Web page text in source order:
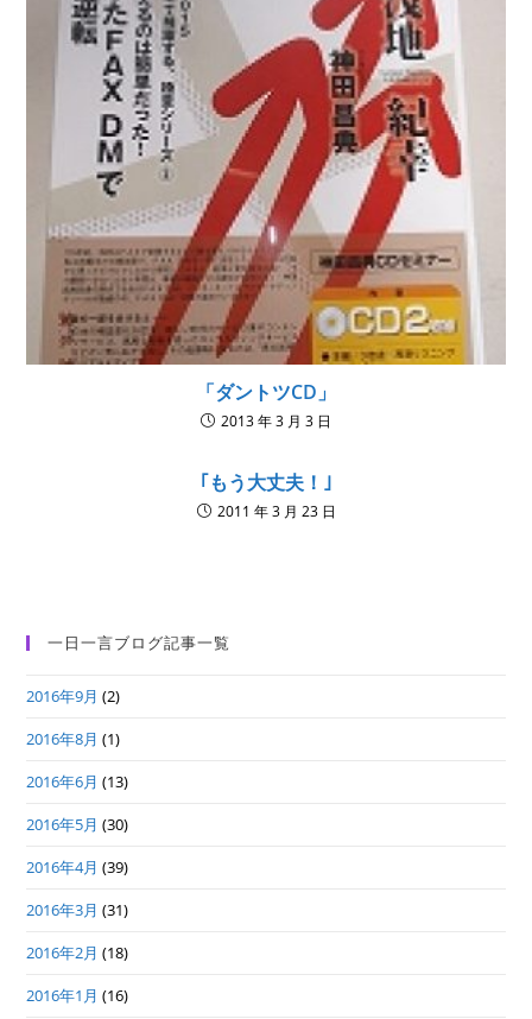
「ダントツCD」
2013 年 3 月 3 日
｢もう大丈夫！｣
2011 年 3 月 23 日
一日一言ブログ記事一覧
2016年9月 (2)
2016年8月 (1)
2016年6月 (13)
2016年5月 (30)
2016年4月 (39)
2016年3月 (31)
2016年2月 (18)
2016年1月 (16)